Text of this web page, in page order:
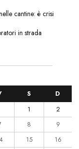
cantine: è crisi
in strada
S
D
1
2
8
9
15
16